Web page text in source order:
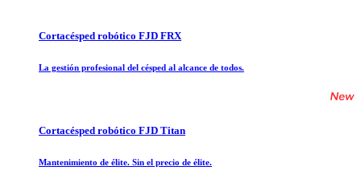
Cortacésped robótico FJD FRX
La gestión profesional del césped al alcance de todos.
Cortacésped robótico FJD Titan
Mantenimiento de élite. Sin el precio de élite.